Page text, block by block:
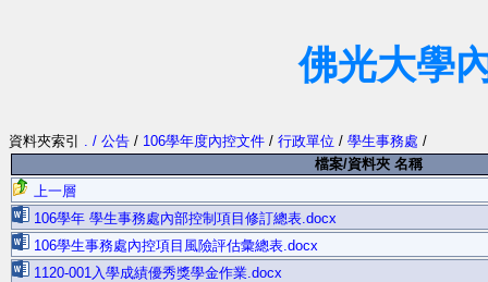
佛光大學
資料夾索引 . / 公告 / 106學年度內控文件 / 行政單位 / 學生事務處 /
檔案/資料夾 名稱
上一層
106學年 學生事務處內部控制項目修訂總表.docx
106學生事務處內控項目風險評估彙總表.docx
1120-001入學成績優秀獎學金作業.docx